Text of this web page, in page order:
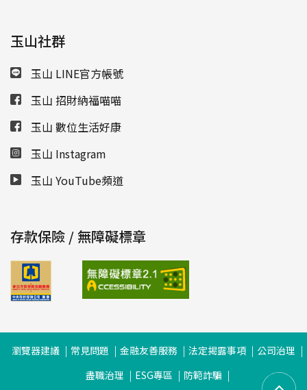
玉山社群
玉山 LINE官方帳號
玉山 招財納福喵喵
玉山 數位生活好康
玉山 Instagram
玉山 YouTube頻道
存款保險 / 無障礙標章
瀏覽器建議 常見問題 金融友善服務 法定揭露事項
公司治理
盡職治理
ESG專區 防範詐騙